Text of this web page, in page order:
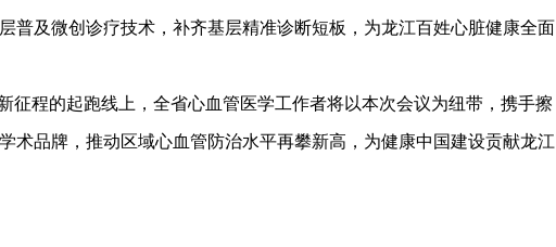
普及微创诊疗技术，补齐基层精准诊断短板，为龙江百姓心脏健康全面
征程的起跑线上，全省心血管医学工作者将以本次会议为纽带，携手擦
术品牌，推动区域心血管防治水平再攀新高，为健康中国建设贡献龙江